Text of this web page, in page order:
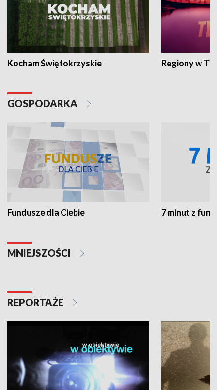
Kocham Świętokrzyskie Regiony w
GOSPODARKA
Fundusze dla Ciebie 7 minut z
MNIEJSZOŚCI
REPORTAŻE